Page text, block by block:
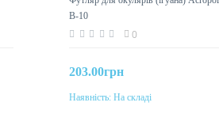
В-10
0
203.00грн
До кошика
Наявність: На складі